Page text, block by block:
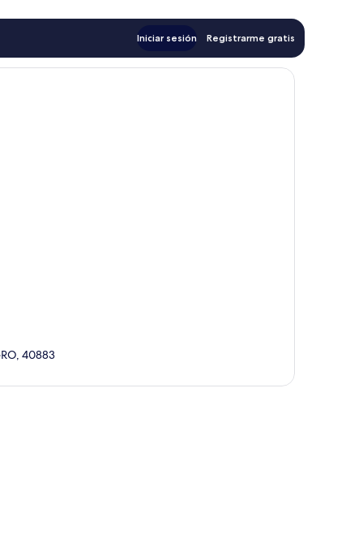
Iniciar sesión Registrarme gratis
40883